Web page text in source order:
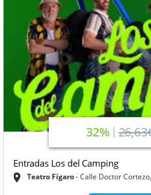
32%
Entradas Los del Camping
Teatro Fígaro Calle Doctor